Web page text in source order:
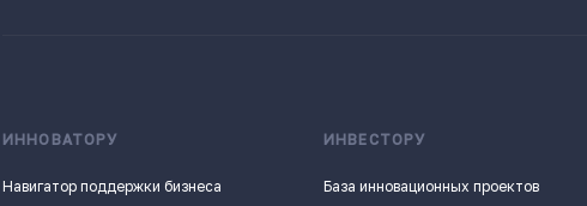
ИННОВАТОРУ
Навигатор поддержки бизнеса
ИНВЕСТОРУ
База инновационных проектов